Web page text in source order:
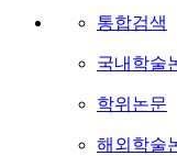
통합검색
국내학술
학위논문
해외학술